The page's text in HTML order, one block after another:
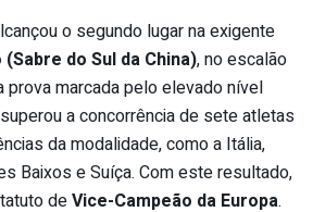
o segundo lugar na exigente
(Sabre do Sul da China), no escalão
prova marcada pelo elevado nível
a concorrência de sete atletas
da modalidade, como a Itália,
Baixos e Suíça. Com este resultado,
deVice-Campeão da Europa.